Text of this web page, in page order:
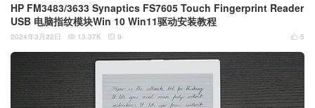
HP FM3483/3633 Synaptics FS7605 Touch Fingerprint Reader
USB 电脑指纹模块Win 10 Win11驱动安装教程
 5
2024年3月22日  13.37K  9